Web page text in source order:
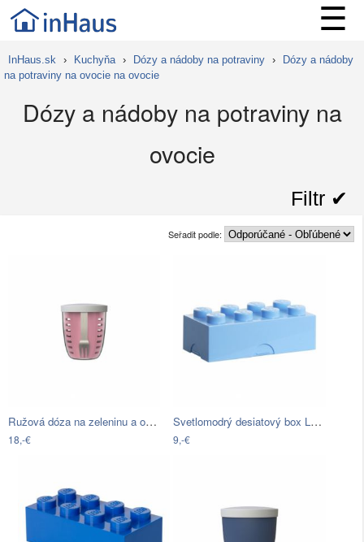
☰
InHaus.sk › Kuchyňa › Dózy a nádoby na potraviny ›
Dózy a nádoby
na potraviny na ovocie na ovocie
Dózy a nádoby na potraviny na
ovocie
Filtr ✔︎
Seřadit podle:
Ružová dóza na zeleninu a ovocie s…
18,-€
Svetlomodrý desiatový box LEGO®
9,-€